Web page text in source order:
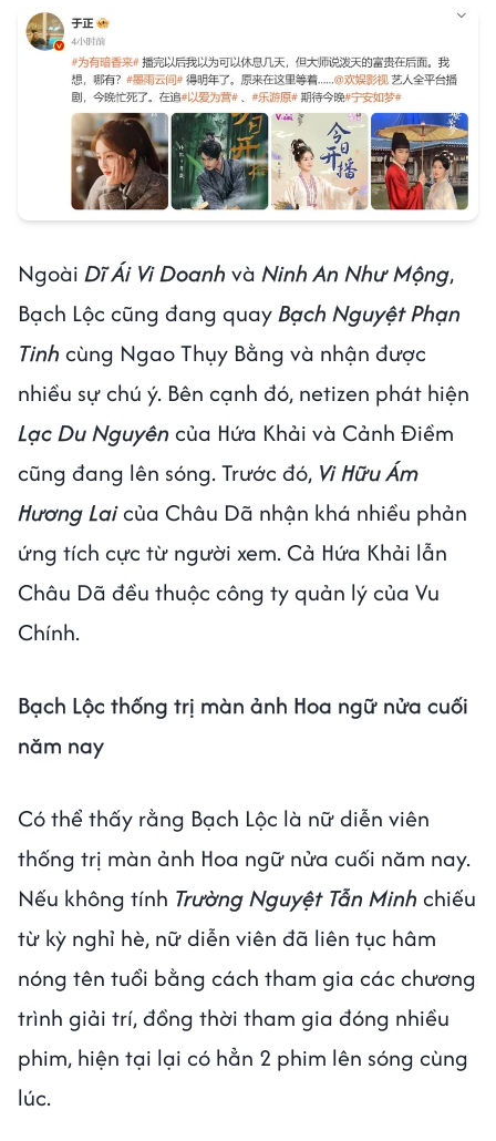
Ngoài Dĩ Ái Vi Doanh và Ninh An Như Mộng,
Bạch Lộc cũng đang quayBạch Nguyệt Phạn
Tinh cùng Ngao Thụy Bằng và nhận được
nhiều sự chú ý. Bên cạnh đó, netizen phát hiện
Lạc Du Nguyên của Hứa Khải và Cảnh Điềm
cũng đang lên sóng. Trước đó, Vi Hữu Ám
Hương Laicủa Châu Dã nhận khá nhiều phản
ứng tích cực từ người xem. Cả Hứa Khải lẫn
Châu Dã đều thuộc công ty quản lý của Vu
Chính.
Bạch Lộc thống trị màn ảnh Hoa ngữ nửa cuối
năm nay
Có thể thấy rằng Bạch Lộc là nữ diễn viên
thống trị màn ảnh Hoa ngữ nửa cuối năm nay.
Nếu không tính Trường Nguyệt Tẫn Minh chiếu
từ kỳ nghỉ hè, nữ diễn viên đã liên tục hâm
nóng tên tuổi bằng cách tham gia các chương
trình giải trí, đồng thời tham gia đóng nhiều
phim, hiện tại lại có hẳn 2 phim lên sóng cùng
lúc.